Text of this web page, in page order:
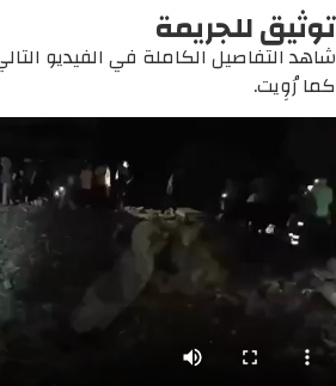
توثيق للجريمة
شاهد التفاصيل الكاملة في الفيديو
كما رُوِيت.